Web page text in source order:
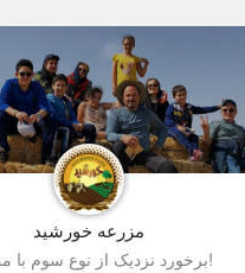
مزرعه خورشید
برخورد نزدیک از نوع سوم با مزرعه!